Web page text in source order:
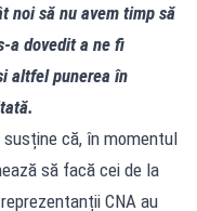
noi să nu avem timp să
dovedit a ne fi
altfel punerea în
că, în momentul
să facă cei de la
CNA au